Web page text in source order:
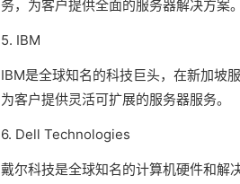
务，为客户提供全面的服务器解决方案。
5. IBM
IBM是全球知名的科技巨头，在新加坡
为客户提供灵活可扩展的服务器服务。
6. Dell Technologies
戴尔科技是全球知名的计算机硬件和解